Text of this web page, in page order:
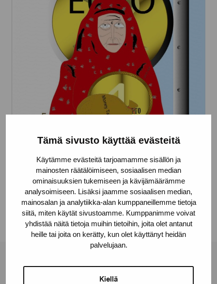
Tämä sivusto käyttää evästeitä
Käytämme evästeitä tarjoamamme sisällön ja
mainosten räätälöimiseen, sosiaalisen median
ominaisuuksien tukemiseen ja kävijämäärämme
analysoimiseen. Lisäksi jaamme sosiaalisen median,
mainosalan ja analytiikka-alan kumppaneillemme tietoja
siitä, miten käytät sivustoamme. Kumppanimme voivat
yhdistää näitä tietoja muihin tietoihin, joita olet antanut
heille tai joita on kerätty, kun olet käyttänyt heidän
palvelujaan.
Kiellä
Ur serien ikoner för den moderna
människan
Konttinen Timo, 2005
Stiftelsen Pro Artibus